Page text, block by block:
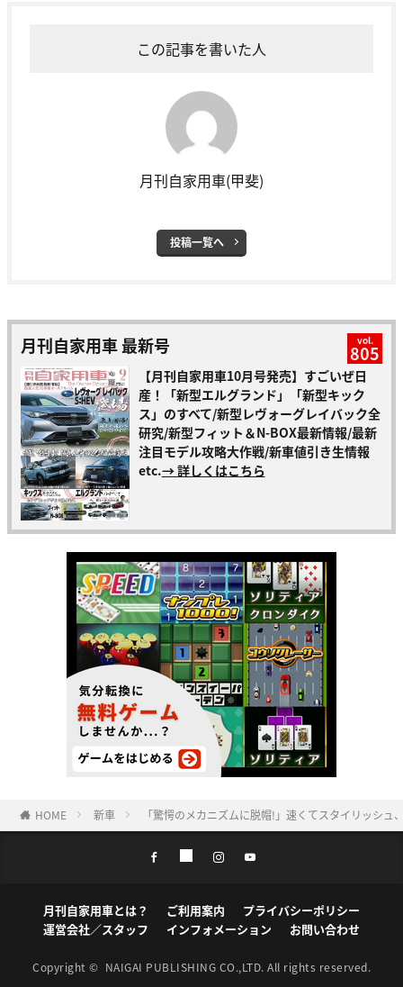
この記事を書いた人
月刊自家用車(甲斐)
投稿一覧へ
月刊自家用車 最新号 vol.
805
【月刊自家用車10月号発売】すごいぜ日
産！「新型エルグランド」「新型キック
ス」のすべて/新型レヴォーグレイバック全
研究/新型フィット＆N-BOX最新情報/最新
注目モデル攻略大作戦/新車値引き生情報
etc.→ 詳しくはこちら
HOME 新車 「驚愕のメカニズムに脱帽!」速くてスタイリッシュ
月刊自家用車とは？ ご利用案内
プライバシーポリシー
運営会社／スタッフ
インフォメーション お問い合わせ
Copyright © NAIGAI PUBLISHING CO.,LTD. All rights reserved.